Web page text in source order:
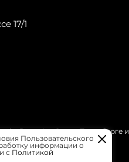
17/1
и Renault в Санкт-Петербурге
Пользовательского
информации о
с Политикой